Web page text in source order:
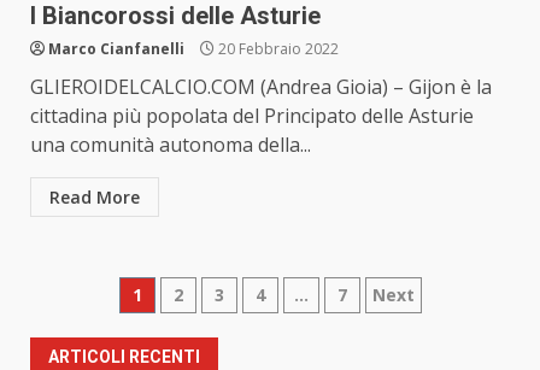
I Biancorossi delle Asturie
Marco Cianfanelli 20 Febbraio 2022
GLIEROIDELCALCIO.COM (Andrea Gioia) – Gijon è la
cittadina più popolata del Principato delle Asturie
una comunità autonoma della...
Read More
Paginazione
degli
1 2 3 4 … 7 Next
ARTICOLI RECENTI